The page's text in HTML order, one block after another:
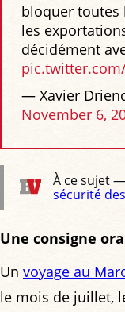
bloquer toutes
les
décidément
— Xavier
November 6,
À ce sujet —
sécurité
Une consigne
Un voyage au
le mois de juillet,